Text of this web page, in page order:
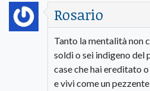
Rosario
Tanto la mentalità non
soldi o sei indigeno del
case che hai ereditato
e vivi come un